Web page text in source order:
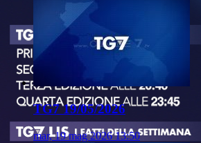
TG7 19/05/2026
mar, 19 mag 2026 13:50